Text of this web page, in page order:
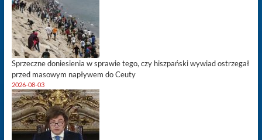
Sprzeczne doniesienia w sprawie tego, czy hiszpański wywiad ostrzegał
przed masowym napływem do Ceuty
2026-08-03